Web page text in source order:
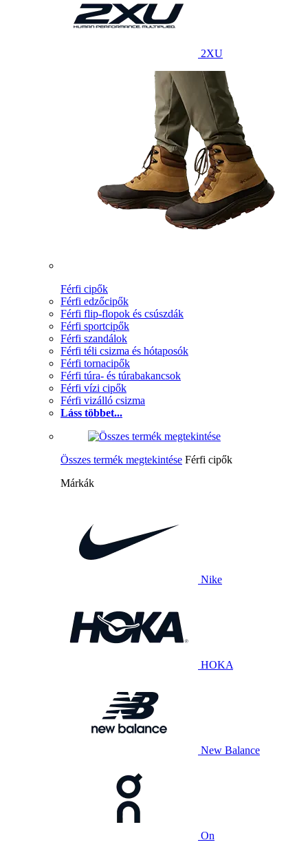
2XU
Férfi cipők
Férfi edzőcipők
Férfi flip-flopok és csúszdák
Férfi sportcipők
Férfi szandálok
Férfi téli csizma és hótaposók
Férfi tornacipők
Férfi túra- és túrabakancsok
Férfi vízi cipők
Férfi vizálló csizma
Láss többet...
Összes termék megtekintése Férfi cipők
Márkák
Nike
HOKA
New Balance
On